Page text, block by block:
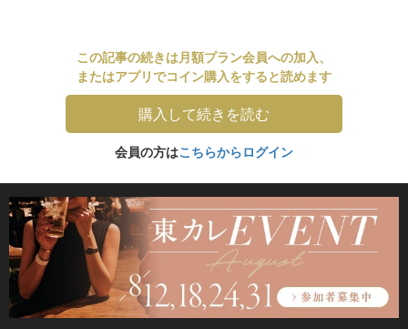
この記事の続きは月額プラン会員への加入、
またはアプリでコイン購入をすると読めます
購入して続きを読む
会員の方はこちらからログイン